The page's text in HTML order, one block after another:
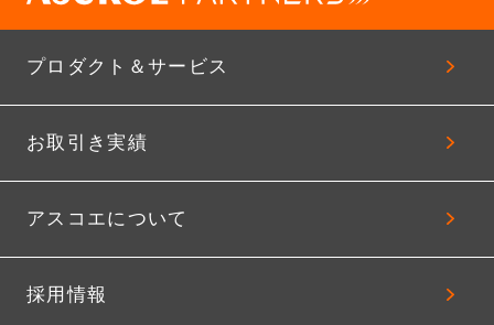
プロダクト＆サービス
お取引き実績
アスコエについて
採用情報